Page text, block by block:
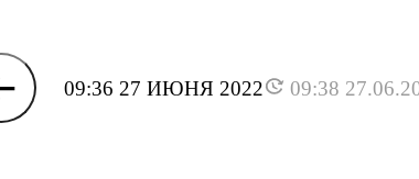
09:36 27 ИЮНЯ 2022 09:38